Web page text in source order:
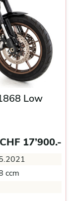
Low
CHF 17’900.-
ccm